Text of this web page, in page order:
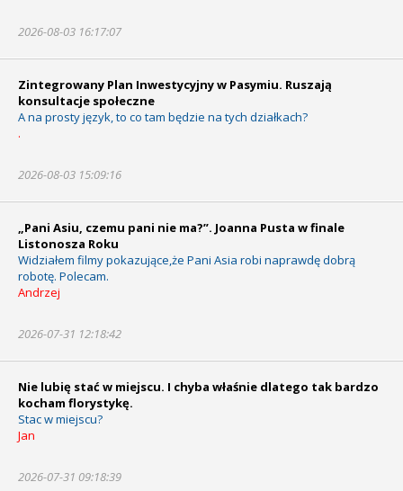
2026-08-03 16:17:07
Zintegrowany Plan Inwestycyjny w Pasymiu. Ruszają
konsultacje społeczne
A na prosty język, to co tam będzie na tych działkach?
.
2026-08-03 15:09:16
„Pani Asiu, czemu pani nie ma?”. Joanna Pusta w finale
Listonosza Roku
Widziałem filmy pokazujące,że Pani Asia robi naprawdę dobrą
robotę. Polecam.
Andrzej
2026-07-31 12:18:42
Nie lubię stać w miejscu. I chyba właśnie dlatego tak bardzo
kocham florystykę.
Stac w miejscu?
Jan
2026-07-31 09:18:39